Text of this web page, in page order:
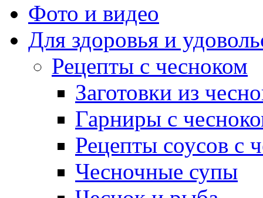
Фото и видео
Для здоровья и
Рецепты с чесноком
Заготовки из
Гарниры с
Рецепты соусов с
Чесночные супы